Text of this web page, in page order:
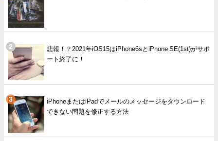
悲報！？2021年iOS15はiPhone6sとiPhone SE(1st)がサポ
ート終了に！
iPhoneまたはiPadでメールのメッセージをダウンロード
できない問題を修正する方法